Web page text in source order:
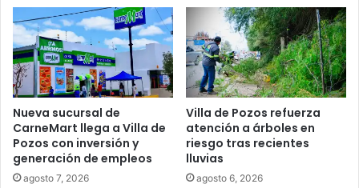
Nueva sucursal de
CarneMart llega a Villa de
Pozos con inversión y
generación de empleos
agosto 7, 2026
Villa de Pozos refuerza
atención a árboles en
riesgo tras recientes
lluvias
agosto 6, 2026